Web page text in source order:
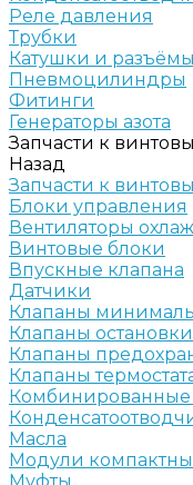
Реле давления
Трубки
Катушки и разъёмы
Пневмоцилиндры
Фитинги
Генераторы азота
Запчасти к
Назад
Запчасти к
Блоки управления
Вентиляторы
Винтовые блоки
Впускные клапана
Датчики
Клапаны
Клапаны
Клапаны
Клапаны
Комбинированные
Масла
Модули